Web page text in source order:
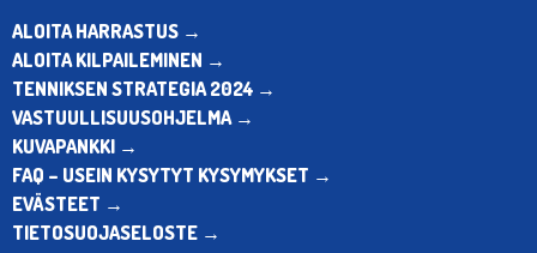
ALOITA HARRASTUS →
ALOITA KILPAILEMINEN →
TENNIKSEN STRATEGIA 2024 →
VASTUULLISUUSOHJELMA →
KUVAPANKKI →
FAQ – USEIN KYSYTYT KYSYMYKSET →
EVÄSTEET →
TIETOSUOJASELOSTE →